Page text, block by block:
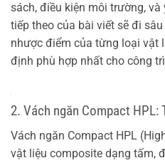
sách, điều kiện môi trường,
tiếp theo của bài viết sẽ đi
nhược điểm của từng loại vật
định phù hợp nhất cho công
2. Vách ngăn Compact HPL:
Vách ngăn Compact HPL
vật liệu composite dạng tấm,